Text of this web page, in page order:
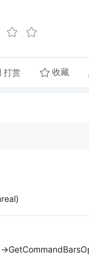
打赏 收藏